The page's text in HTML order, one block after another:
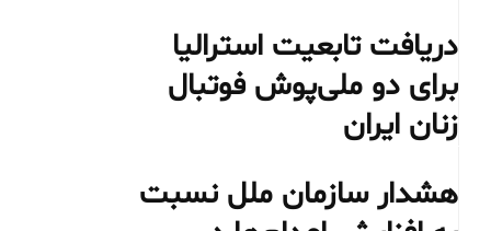
دریافت تابعیت استرالیا
برای دو ملی‌پوش فوتبال
زنان ایران
هشدار سازمان ملل نسبت